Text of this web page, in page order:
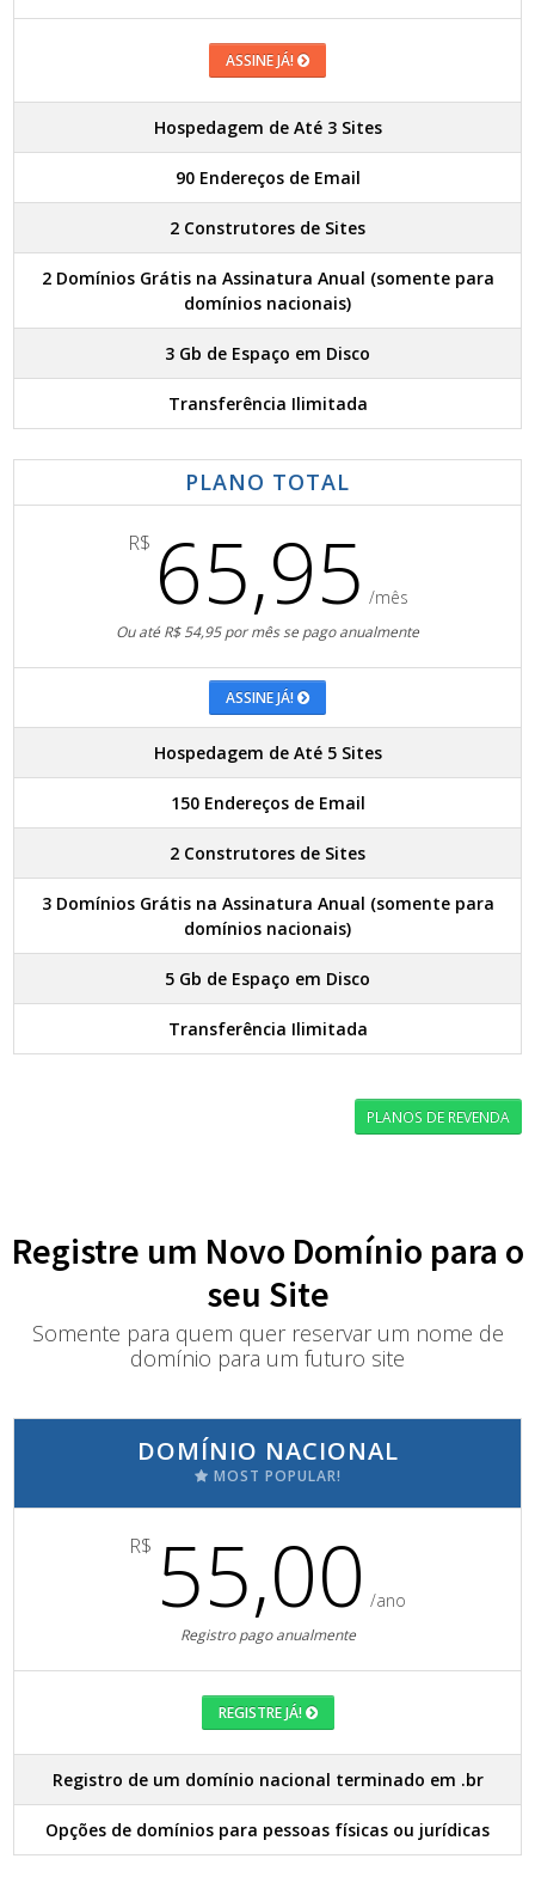
ASSINE JÁ!
Hospedagem de Até 3 Sites
90 Endereços de Email
2 Construtores de Sites
2 Domínios Grátis na Assinatura Anual (somente para
domínios nacionais)
3 Gb de Espaço em Disco
Transferência Ilimitada
PLANO TOTAL
R$ 65,95 /mês
Ou até R$ 54,95 por mês se pago anualmente
ASSINE JÁ!
Hospedagem de Até 5 Sites
150 Endereços de Email
2 Construtores de Sites
3 Domínios Grátis na Assinatura Anual (somente para
domínios nacionais)
5 Gb de Espaço em Disco
Transferência Ilimitada
PLANOS DE REVENDA
Registre um Novo Domínio para o
seu Site
Somente para quem quer reservar um nome de
domínio para um futuro site
DOMÍNIO NACIONAL
MOST POPULAR!
R$ 55,00 /ano
Registro pago anualmente
REGISTRE JÁ!
Registro de um domínio nacional terminado em .br
Opções de domínios para pessoas físicas ou jurídicas